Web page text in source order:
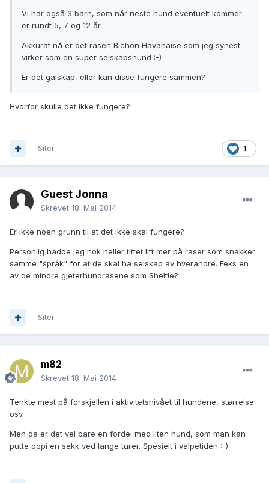
Vi har også 3 barn, som når neste hund eventuelt kommer
er rundt 5, 7 og 12 år.
Akkurat nå er det rasen Bichon Havanaise som jeg synest
virker som en super selskapshund :-)
Er det galskap, eller kan disse fungere sammen?
Hvorfor skulle det ikke fungere?
1
Siter
Guest Jonna
Skrevet 18. Mai 2014
Er ikke noen grunn til at det ikke skal fungere?
Personlig hadde jeg nok heller tittet litt mer på raser som snakker
samme "språk" for at de skal ha selskap av hverandre. Feks en
av de mindre gjeterhundrasene som Sheltie?
Siter
m82
Skrevet 18. Mai 2014
Tenkte mest på forskjellen i aktivitetsnivået til hundene, størrelse
osv..
Men da er det vel bare en fordel med liten hund, som man kan
putte oppi en sekk ved lange turer. Spesielt i valpetiden :-)